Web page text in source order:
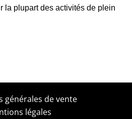
la plupart des activités de plein
générales de vente
légales